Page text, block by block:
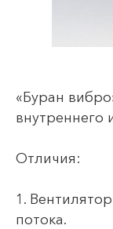
«Буран
внутреннего
Отличия:
1.
потока.